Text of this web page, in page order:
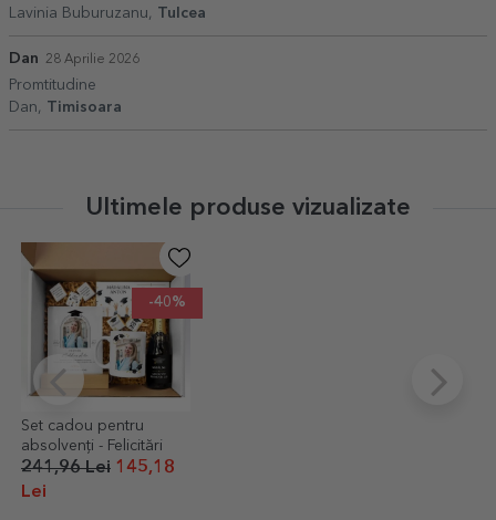
Lavinia Buburuzanu, Tulcea
Dan 28 Aprilie 2026
Promtitudine
Dan, Timisoara
Ultimele produse vizualizate
-40%
Set cadou pentru
absolvenți - Felicitări
241,96 Lei 145,18
Lei